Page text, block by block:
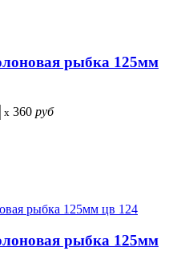
рыбка 125мм
x 360 руб
рыбка 125мм